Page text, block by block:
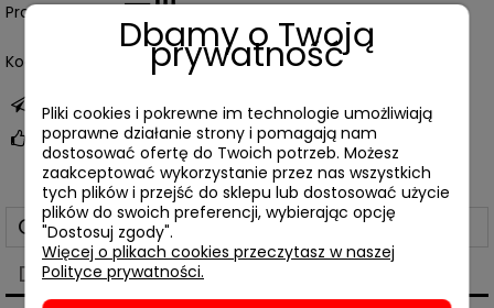
Producent:
Kod produktu: 03834
zapytaj o produkt
poleć znajomemu
Opis
Dane techniczne
Dbamy o Twoją
prywatność
Pliki cookies i pokrewne im technologie umożliwiają
poprawne działanie strony i pomagają nam
dostosować ofertę do Twoich potrzeb. Możesz
zaakceptować wykorzystanie przez nas wszystkich
tych plików i przejść do sklepu lub dostosować użycie
plików do swoich preferencji, wybierając opcję
"Dostosuj zgody".
Więcej o plikach cookies przeczytasz w naszej
Polityce prywatności.